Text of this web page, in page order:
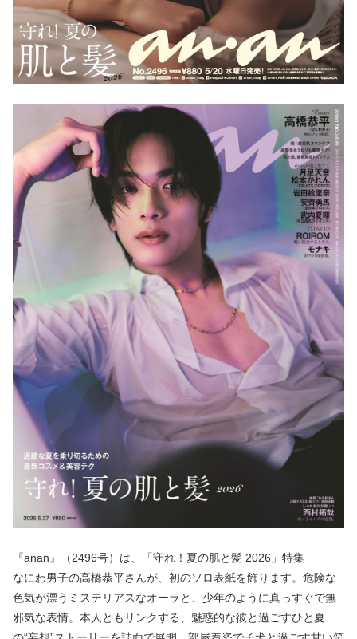
『anan』（2496号）は、「守れ！夏の肌と髪 2026」特集
なにわ男子の高橋恭平さんが、初のソロ表紙を飾ります。危険な
色気が漂うミステリアスなオーラと、少年のように真っすぐで無
邪気な表情。本人ともリンクする、魅惑的な彼と過ごすひと夏